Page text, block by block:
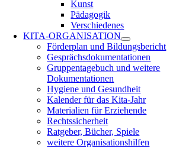
Kunst
Pädagogik
Verschiedenes
KITA-ORGANISATION
Förderplan und Bildungsbericht
Gesprächsdokumentationen
Gruppentagebuch und weitere
Dokumentationen
Hygiene und Gesundheit
Kalender für das Kita-Jahr
Materialien für Erziehende
Rechtssicherheit
Ratgeber, Bücher, Spiele
weitere Organisationshilfen